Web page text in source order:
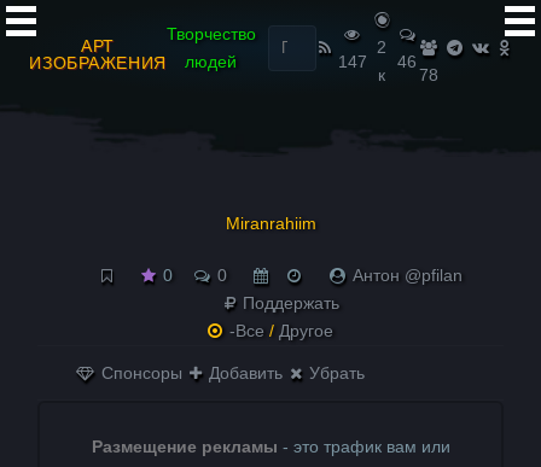
АРТ
ИЗОБРАЖЕНИЯ
Творчество
людей
Найти:
147
2
к
46
78
Miranrahiim
0 0
Антон @pfilan
Поддержать
-Все / Другое
Спонсоры Добавить Убрать
Размещение рекламы - это трафик вам или